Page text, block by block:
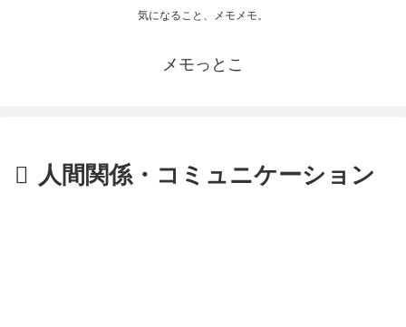
気になること、メモメモ。
メモっとこ
人間関係・コミュニケーション